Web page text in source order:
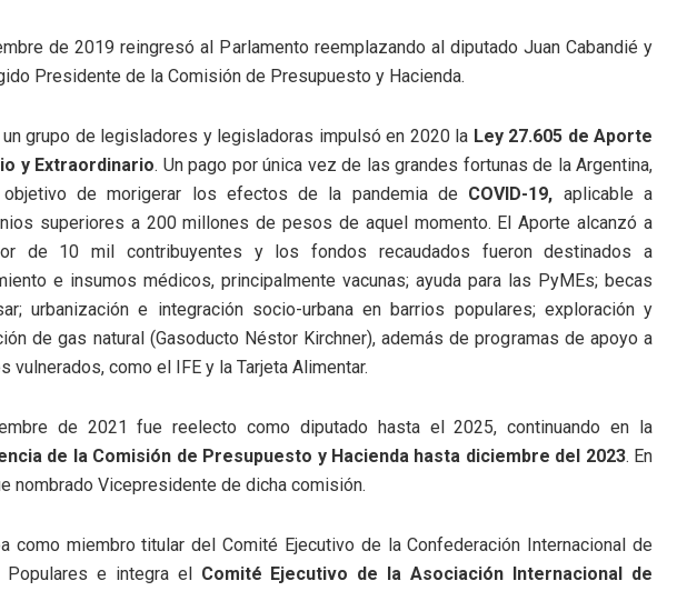
de 2019 reingresó al Parlamento reemplazando al diputado Juan Cabandié y
Presidente de la Comisión de Presupuesto y Hacienda.
grupo de legisladores y legisladoras impulsó en 2020 la Ley 27.605 de Aporte
y Extraordinario. Un pago por única vez de las grandes fortunas de la Argentina,
de morigerar los efectos de la pandemia de COVID-19, aplicable a
superiores a 200 millones de pesos de aquel momento. El Aporte alcanzó a
de 10 mil contribuyentes y los fondos recaudados fueron destinados a
e insumos médicos, principalmente vacunas; ayuda para las PyMEs; becas
urbanización e integración socio-urbana en barrios populares; exploración y
de gas natural (Gasoducto Néstor Kirchner), además de programas de apoyo a
vulnerados, como el IFE y la Tarjeta Alimentar.
de 2021 fue reelecto como diputado hasta el 2025, continuando en la
de la Comisión de Presupuesto y Hacienda hasta diciembre del 2023. En
nombrado Vicepresidente de dicha comisión.
como miembro titular del Comité Ejecutivo de la Confederación Internacional de
Populares e integra el Comité Ejecutivo de la Asociación Internacional de